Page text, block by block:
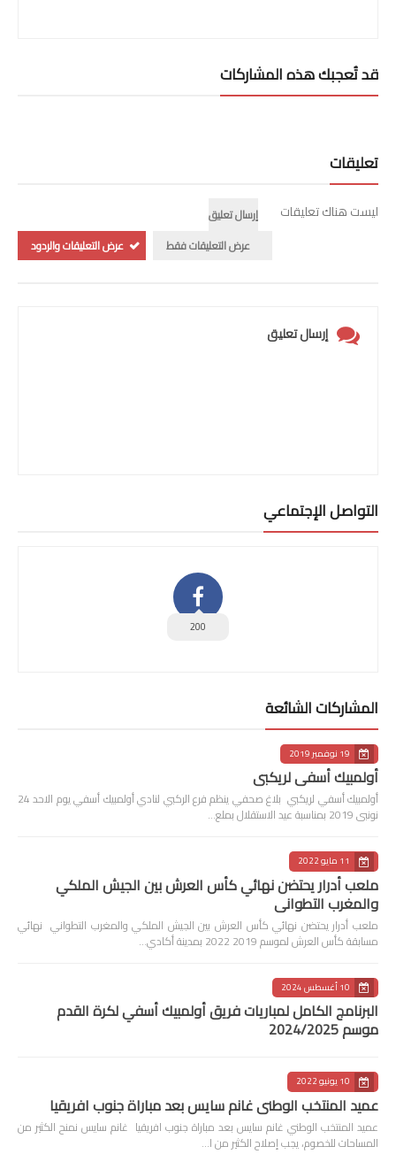
قد تُعجبك هذه المشاركات
تعليقات
ليست هناك تعليقات
إرسال تعليق
عرض التعليقات فقط
عرض التعليقات والردود
إرسال تعليق
التواصل الإجتماعي
200
المشاركات الشائعة
19 نوفمبر 2019
أولمبيك أسفي لريكبي
أولمبيك أسفي لريكبي بلاغ صحفي ينظم فرع الركبي لنادي أولمبيك أسفي يوم الاحد 24
نونبى 2019 بمناسبة عيد الاستقلال بملع…
11 مايو 2022
ملعب أدرار يحتضن نهائي كأس العرش بين الجيش الملكي
والمغرب التطواني
ملعب أدرار يحتضن نهائي كأس العرش بين الجيش الملكي والمغرب التطواني نهائي
مسابقة كأس العرش لموسم 2019 2022 بمدينة أكادي…
10 أغسطس 2024
البرنامج الكامل لمباريات فريق أولمبيك أسفي لكرة القدم
موسم 2024/2025
10 يونيو 2022
عميد المنتخب الوطني غانم سايس بعد مباراة جنوب افريقيا
عميد المنتخب الوطني غانم سايس بعد مباراة جنوب افريقيا غانم سايس نمنح الكثير من
المساحات للخصوم، يجب إصلاح الكثير من ا…